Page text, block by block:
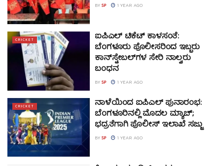
BYSP 1 YEAR AGO
CRICKET ಐಪಿಎಲ್ ಟಿಕೆಟ್ ಕಾಳಸಂತೆ:
ಬೆಂಗಳೂರು ಪೊಲೀಸರಿಂದ ಇಬ್ಬರು
ಕಾನ್‌ಸ್ಟೇಬಲ್‌ಗಳ ಸೇರಿ ನಾಲ್ವರು
ಬಂಧನ
BYSP 1 YEAR AGO
CRICKET ನಾಳೆಯಿಂದ ಐಪಿಎಲ್ ಪುನಾರಂಭ:
ಬೆಂಗಳೂರಿನಲ್ಲಿ ಮೊದಲ ಮ್ಯಾಚ್;
ಭದ್ರತೆಗಾಗಿ ಪೊಲೀಸ್ ಇಲಾಖೆ ಸಜ್ಜು
BYSP 1 YEAR AGO